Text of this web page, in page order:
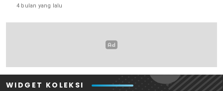
4 bulan yang lalu
WIDGET KOLEKSI